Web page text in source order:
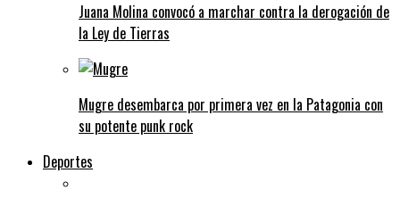
Juana Molina convocó a marchar contra la derogación de
la Ley de Tierras
Mugre desembarca por primera vez en la Patagonia con
su potente punk rock
Deportes